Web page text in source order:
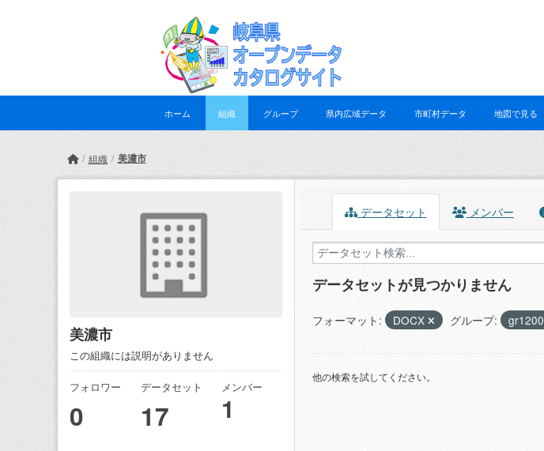
ホーム 組織 グループ 県内広域データ 市町村データ 地図で見る
組織 美濃市
美濃市
この組織には説明がありません
フォロワー
0
データセット
17
メンバー
1
データセット メンバー
データセットが見つかりません
フォーマット: DOCX グループ: gr1200
他の検索を試してください。